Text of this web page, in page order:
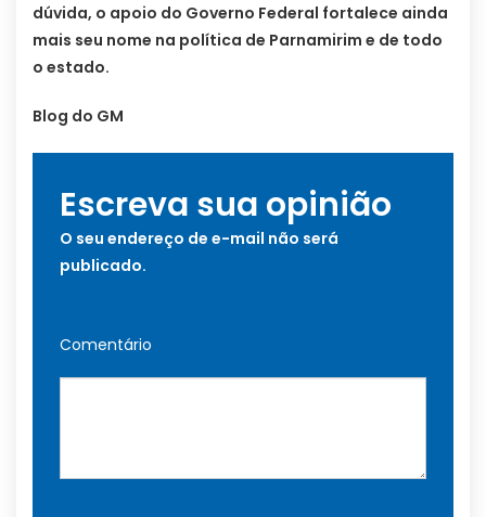
dúvida, o apoio do Governo Federal fortalece ainda
mais seu nome na política de Parnamirim e de todo
o estado.
Blog do GM
Escreva sua opinião
O seu endereço de e-mail não será
publicado.
Comentário